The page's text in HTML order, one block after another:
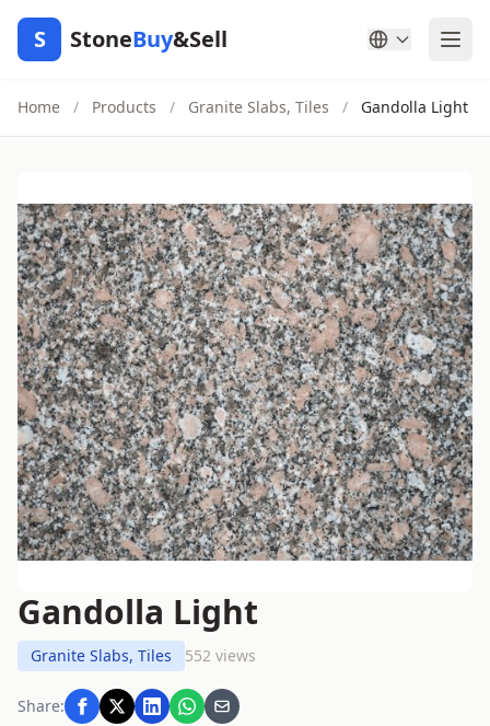
S StoneBuy&Sell
Home / Products / Granite Slabs, Tiles / Gandolla Light
Gandolla Light
Granite Slabs, Tiles 552 views
Share: